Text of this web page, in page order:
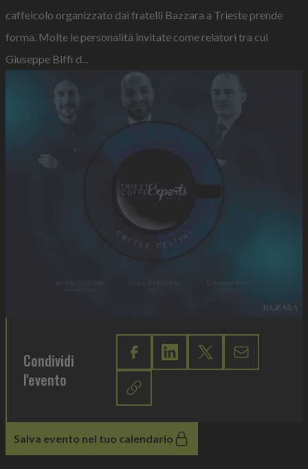
caffeicolo organizzato dai fratelli Bazzara a Trieste prende
forma. Molte le personalità invitate come relatori tra cui
Giuseppe Biffi d...
Condividi
l'evento
Salva evento nel tuo calendario